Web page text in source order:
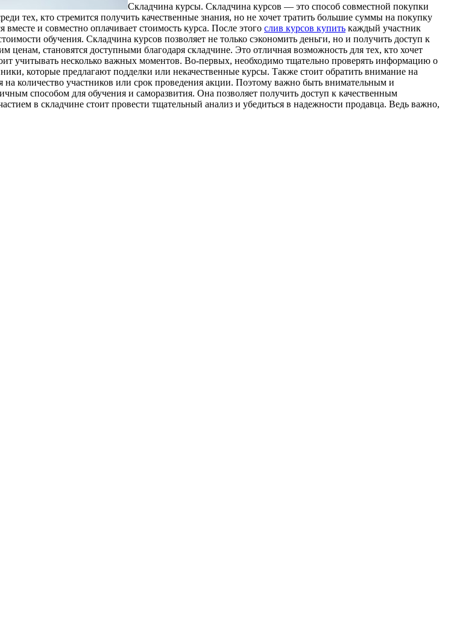
Склaдчинa курсы. Склaдчинa курсов — это способ совместной покупки
тех, кто стремится получить качественные знания, но не хочет тратить большие суммы на покупку
и совместно оплачивает стоимость курса. После этого слив курсов купить каждый участник
обучения. Складчина курсов позволяет не только сэкономить деньги, но и получить доступ к
становятся доступными благодаря складчине. Это отличная возможность для тех, кто хочет
учитывать несколько важных моментов. Во-первых, необходимо тщательно проверять информацию о
которые предлагают подделки или некачественные курсы. Также стоит обратить внимание на
количество участников или срок проведения акции. Поэтому важно быть внимательным и
способом для обучения и саморазвития. Она позволяет получить доступ к качественным
в складчине стоит провести тщательный анализ и убедиться в надежности продавца. Ведь важно,